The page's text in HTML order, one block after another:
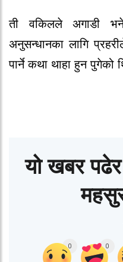
ती वकिलले अगाडी
अनुसन्धानका लागि
पार्ने कथा थाहा हुन पुगेको
यो खबर
0 0